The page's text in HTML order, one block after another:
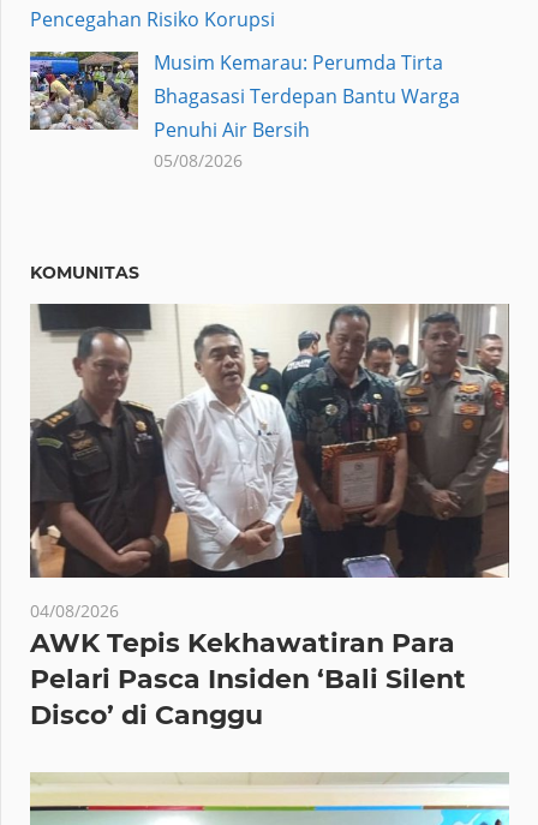
Pencegahan Risiko Korupsi
Musim Kemarau: Perumda Tirta
Bhagasasi Terdepan Bantu Warga
Penuhi Air Bersih
05/08/2026
KOMUNITAS
04/08/2026
AWK Tepis Kekhawatiran Para
Pelari Pasca Insiden ‘Bali Silent
Disco’ di Canggu